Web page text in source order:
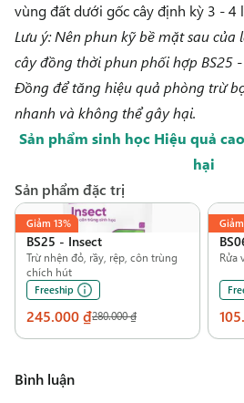
vùng đất dưới gốc cây định kỳ 3 - 4
Lưu ý: Nên phun kỹ bề mặt sau
cây đồng thời phun phối hợp BS25
Đồng để tăng hiệu quả phòng trừ
nhanh và không thể gây hại.
Sản phẩm sinh học Hiệu quả
hại
Sản phẩm đặc trị
Giảm 13%
BS25 - Insect
Trừ nhện đỏ, rầy, rệp, côn trùng
chích hút
Freeship
245.000 ₫280.000 ₫
Giảm
Rửa
Bình luận